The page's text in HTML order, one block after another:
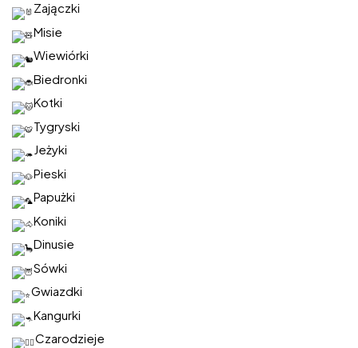
Zajączki
Misie
Wiewiórki
Biedronki
Kotki
Tygryski
Jeżyki
Pieski
Papużki
Koniki
Dinusie
Sówki
Gwiazdki
Kangurki
Czarodzieje